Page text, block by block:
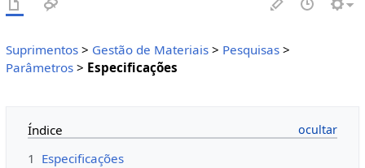
Suprimentos> Gestão de Materiais> Pesquisas>
Parâmetros> Especificações
Índice
1 Especificações